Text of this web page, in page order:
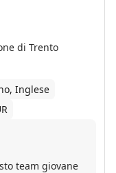
di Trento
Inglese
team giovane